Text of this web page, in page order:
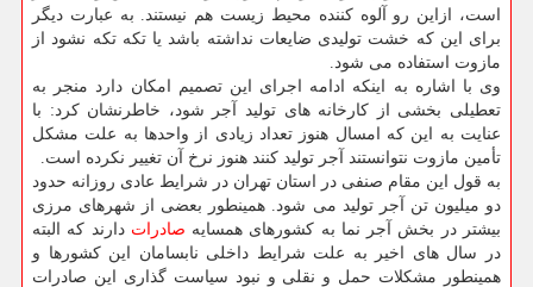
است، ازاین رو آلوه کننده محیط زیست هم نیستند. به عبارت دیگر
برای این که خشت تولیدی ضایعات نداشته باشد یا تکه تکه نشود از
مازوت استفاده می شود.
وی با اشاره به اینکه ادامه اجرای این تصمیم امکان دارد منجر به
تعطیلی بخشی از کارخانه های تولید آجر شود، خاطرنشان کرد: با
عنایت به این که امسال هنوز تعداد زیادی از واحدها به علت مشکل
تأمین مازوت نتوانستند آجر تولید کنند هنوز نرخ آن تغییر نکرده است.
به قول این مقام صنفی در استان تهران در شرایط عادی روزانه حدود
دو میلیون تن آجر تولید می شود. همینطور بعضی از شهرهای مرزی
بیشتر در بخش آجر نما به کشورهای همسایه صادرات دارند که البته
در سال های اخیر به علت شرایط داخلی نابسامان این کشورها و
همینطور مشکلات حمل و نقلی و نبود سیاست گذاری این صادرات